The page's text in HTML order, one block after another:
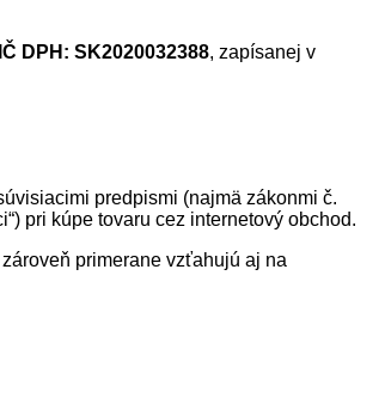
DPH: SK2020032388, zapísanej v
predpismi (najmä zákonmi č.
pri kúpe tovaru cez internetový obchod.
primerane vzťahujú aj na